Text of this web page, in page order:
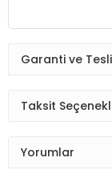
Garanti ve
Taksit
Yorumlar